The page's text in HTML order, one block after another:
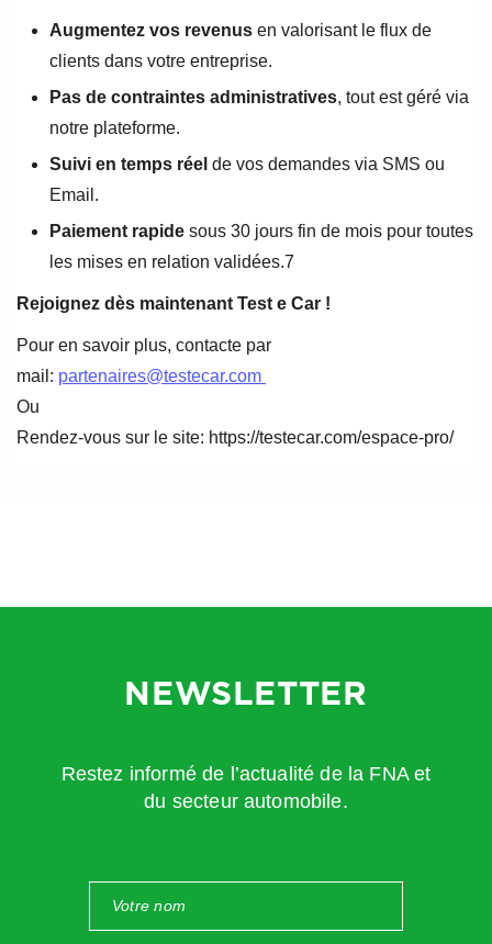
Augmentez vos revenus en valorisant le flux de
clients dans votre entreprise.
Pas de contraintes administratives, tout est géré via
notre plateforme.
Suivi en temps réel de vos demandes via SMS ou
Email.
Paiement rapide sous 30 jours fin de mois pour toutes
les mises en relation validées.7
Rejoignez dès maintenant Test e Car !
Pour en savoir plus, contacte par
mail: partenaires@testecar.com
Ou
Rendez-vous sur le site: https://testecar.com/espace-pro/
NEWSLETTER
Restez informé de l’actualité de la FNA et
du secteur automobile.